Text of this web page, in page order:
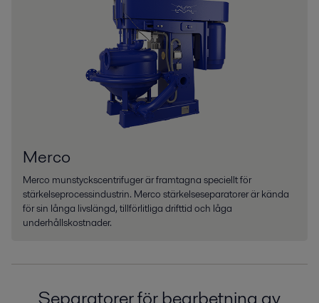
Merco
Merco munstyckscentrifuger är framtagna speciellt för
stärkelseprocessindustrin. Merco stärkelseseparatorer är kända
för sin långa livslängd, tillförlitliga drifttid och låga
underhållskostnader.